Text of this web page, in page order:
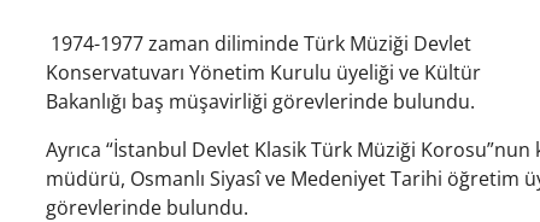
Ayrıca “İstanbul Devlet Klasik Türk Müziği
müdürü, Osmanlı Siyasî ve Medeniyet Tarihi öğretim
görevlerinde bulundu.
1974-1977 zaman diliminde Türk Müziği Devlet
Konservatuvarı Yönetim Kurulu üyeliği ve Kültür
Bakanlığı baş müşavirliği görevlerinde bulundu.